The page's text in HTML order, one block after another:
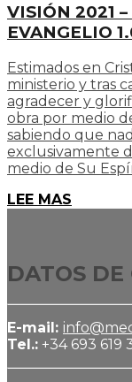
VISIÓN 2021
EVANGELIO
Estimados en
ministerio y tras
agradecer y
obra por medio
sabiendo que
exclusivamente
medio de Su
LEE MAS
DATOS DE
E-mail:
Tel.: +34 693 619